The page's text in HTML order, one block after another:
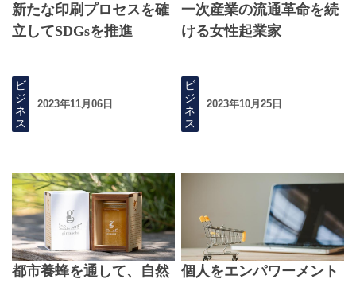
新たな印刷プロセスを確
立してSDGsを推進
ビ
ジ
ネ
ス
2023年11月06日
一次産業の流通革命を続
ける女性起業家
ビ
ジ
ネ
ス
2023年10月25日
都市養蜂を通して、自然
個人をエンパワーメント